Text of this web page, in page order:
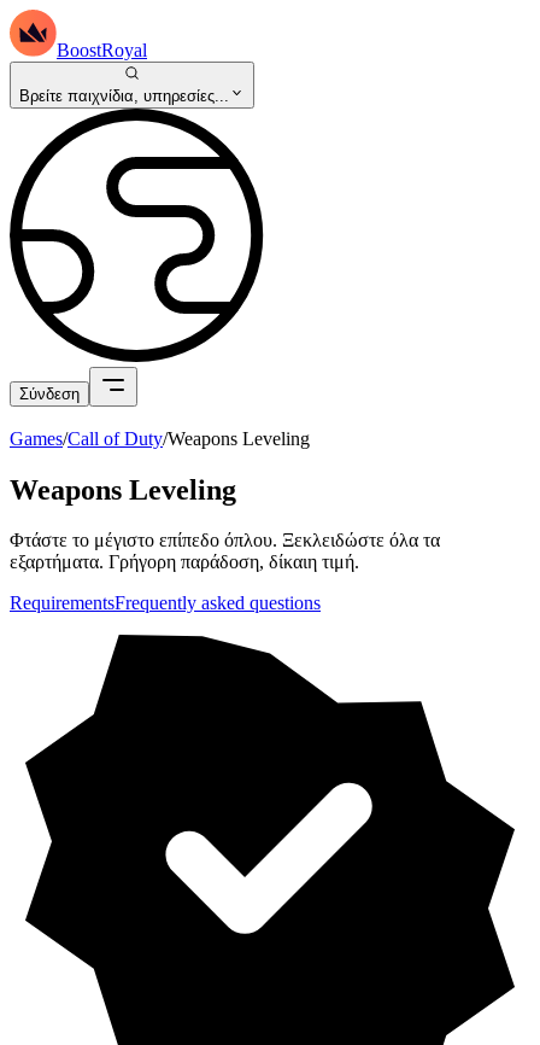
BoostRoyal
Βρείτε παιχνίδια, υπηρεσίες...
Σύνδεση
Games/Call of Duty/Weapons Leveling
Weapons Leveling
Φτάστε το μέγιστο επίπεδο όπλου. Ξεκλειδώστε όλα τα
εξαρτήματα. Γρήγορη παράδοση, δίκαιη τιμή.
RequirementsFrequently asked questions